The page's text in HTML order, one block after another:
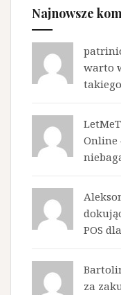
Najnowsze
warto
Online
POS
za